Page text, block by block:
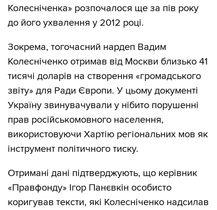
Колесніченка» розпочалося ще за пів року
до його ухвалення у 2012 році.
Зокрема, тогочасний нардеп Вадим
Колесніченко отримав від Москви близько 41
тисячі доларів на створення «громадського
звіту» для Ради Європи. У цьому документі
Україну звинувачували у нібито порушенні
прав російськомовного населення,
використовуючи Хартію регіональних мов як
інструмент політичного тиску.
Отримані дані підтверджують, що керівник
«Правфонду» Ігор Панєвкін особисто
коригував тексти, які Колесніченко надсилав